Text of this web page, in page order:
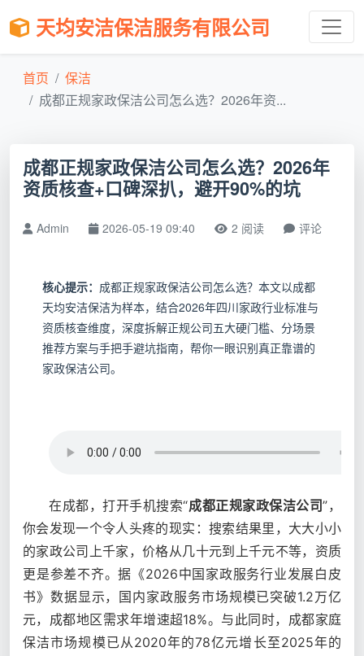
天均安洁保洁服务有限公司
首页
保洁
成都正规家政保洁公司怎么选？2026年资...
成都正规家政保洁公司怎么选？2026年
资质核查+口碑深扒，避开90%的坑
Admin 2026-05-19 09:40 2 阅读 评论
核心提示： 成都正规家政保洁公司怎么选？本文以成都
天均安洁保洁为样本，结合2026年四川家政行业标准与
资质核查维度，深度拆解正规公司五大硬门槛、分场景
推荐方案与手把手避坑指南，帮你一眼识别真正靠谱的
家政保洁公司。
在成都，打开手机搜索“成都正规家政保洁公司”，
你会发现一个令人头疼的现实：搜索结果里，大大小小
的家政公司上千家，价格从几十元到上千元不等，资质
更是参差不齐。据《2026中国家政服务行业发展白皮
书》数据显示，国内家政服务市场规模已突破1.2万亿
元，成都地区需求年增速超18%。与此同时，成都家庭
保洁市场规模已从2020年的78亿元增长至2025年的